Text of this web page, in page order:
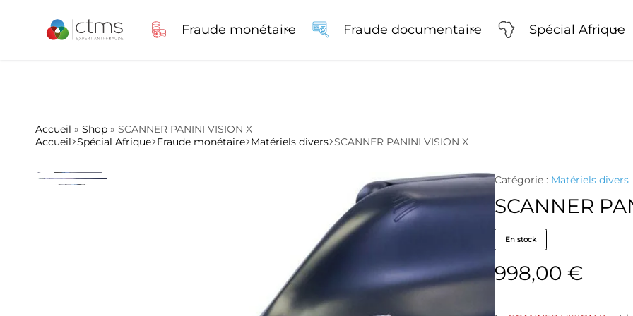
Fraude monétaire Fraude documentaire Spécial Afrique
Compteuses de billets
Détecteurs de billets
Compte-fils & microscopes
Accueil » Shop » SCANNER PANINI VISION X
Accueil Spécial Afrique Fraude monétaire Matériels divers SCANNER PANINI VISION X
Catégorie : Matériels divers
SCANNER
En stock
998,00 €